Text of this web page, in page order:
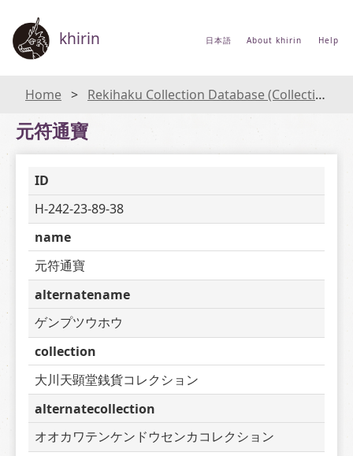
khirin 日本語 About khirin Help
Home Rekihaku Collection Database (Collections Database of the National Museum of Japanese History)
元符通寶
ID
H-242-23-89-38
name
元符通寶
alternatename
ゲンプツウホウ
collection
大川天顕堂銭貨コレクション
alternatecollection
オオカワテンケンドウセンカコレクション